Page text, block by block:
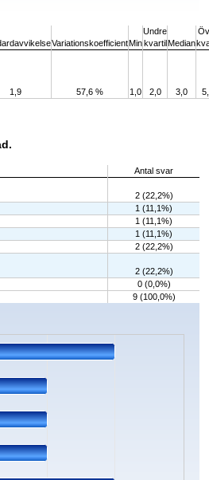
VariationskoefficientMin
Undre
kvartil Median
1,9 57,6 % 1,0 2,0 3,0
Antal svar
2 (22,2%)
1 (11,1%)
1 (11,1%)
1 (11,1%)
2 (22,2%)
2 (22,2%)
0 (0,0%)
9 (100,0%)
Data ranges from 0 to 2.